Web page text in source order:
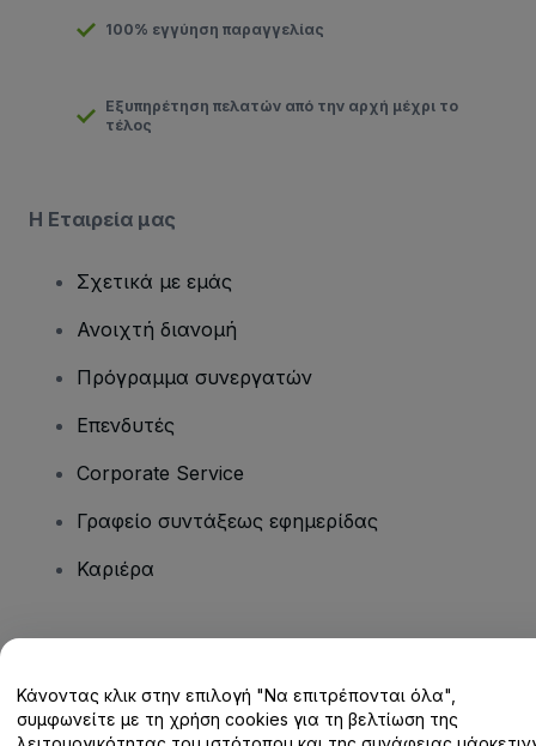
100% εγγύηση παραγγελίας
Εξυπηρέτηση πελατών από την αρχή μέχρι το
τέλος
Η Εταιρεία μας
Σχετικά με εμάς
Ανοιχτή διανομή
Πρόγραμμα συνεργατών
Επενδυτές
Corporate Service
Γραφείο συντάξεως εφημερίδας
Καριέρα
Κέντρο βοήθειας / Επικοινωνήστε μαζί μας
Κάνοντας κλικ στην επιλογή "Να επιτρέπονται όλα",
συμφωνείτε με τη χρήση cookies για τη βελτίωση της